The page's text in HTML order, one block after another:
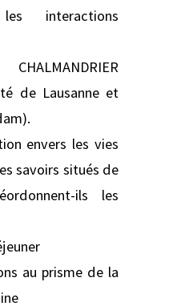
interactions
de Lausanne et
envers les vies
savoirs situés de
ils les
au prisme de la